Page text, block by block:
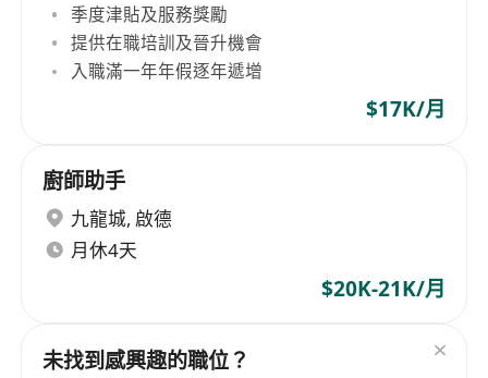
季度津貼及服務獎勵
提供在職培訓及晉升機會
入職滿一年年假逐年遞增
$17K/月
廚師助手
九龍城, 啟德
月休4天
$20K-21K/月
未找到感興趣的職位？